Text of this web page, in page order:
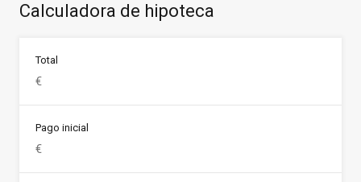
Calculadora de hipoteca
Total
Pago inicial